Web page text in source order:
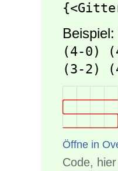
Beispiel:
(4-0)
(3-2)
Öffne in
Code,